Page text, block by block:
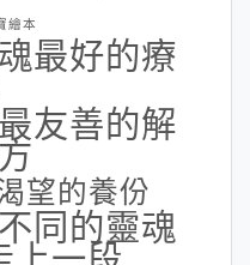
繪本
最好的療
友善的解
望的養份
同的靈魂